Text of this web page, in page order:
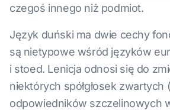
czegoś innego niż podmiot.
Język duński ma dwie cechy
są nietypowe wśród języków
i stoed. Lenicja odnosi się do
niektórych spółgłosek zwartych
odpowiedników szczelinowych